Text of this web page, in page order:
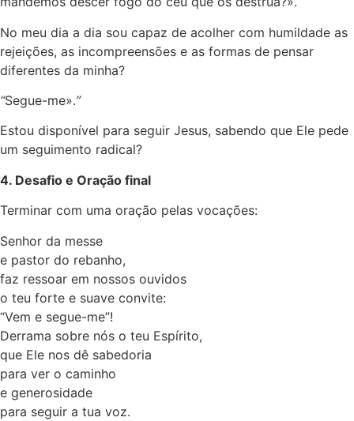
No meu dia a dia sou capaz de acolher com humildade as
rejeições, as incompreensões e as formas de pensar
diferentes da minha?
“Segue-me».”
Estou disponível para seguir Jesus, sabendo que Ele pede
um seguimento radical?
4. Desafio e Oração final
Terminar com uma oração pelas vocações:
Senhor da messe
e pastor do rebanho,
faz ressoar em nossos ouvidos
o teu forte e suave convite:
“Vem e segue-me”!
Derrama sobre nós o teu Espírito,
que Ele nos dê sabedoria
para ver o caminho
e generosidade
para seguir a tua voz.